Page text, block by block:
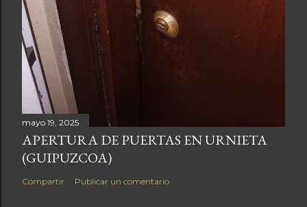
mayo 19, 2025
APERTURA DE PUERTAS EN URNIETA
(GUIPUZCOA)
Compartir Publicar un comentario